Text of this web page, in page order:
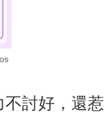
討好，還惹